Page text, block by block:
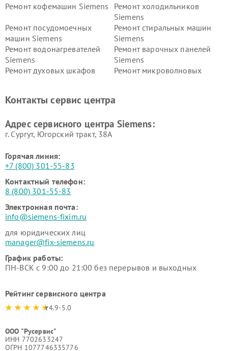
Ремонт кофемашин Siemens
Ремонт холодильников
Siemens
Ремонт посудомоечных
машин Siemens
Ремонт стиральных машин
Siemens
Ремонт водонагревателей
Siemens
Ремонт варочных панелей
Siemens
Ремонт духовых шкафов
Ремонт микроволновых
Siemens
Siemens
Siemens
Siemens
Контакты сервис центра
Адрес сервисного центра Siemens:
г. Сургут, Югорский тракт, 38А
Горячая линия:
+7 (800) 301-55-83
Контактный телефон:
8 (800) 301-55-83
Электронная почта:
info@siemens-fixim.ru
для юридических лиц
manager@fix-siemens.ru
График работы:
ПН-ВСК с 9:00 до 21:00 без перерывов и выходных
Рейтинг сервисного центра
4.9-5.0
ООО "Русервис"
ИНН 7702633247
ОГРН 1077746335776